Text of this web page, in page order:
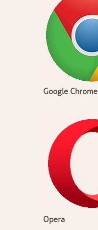
Google Chrome
Opera